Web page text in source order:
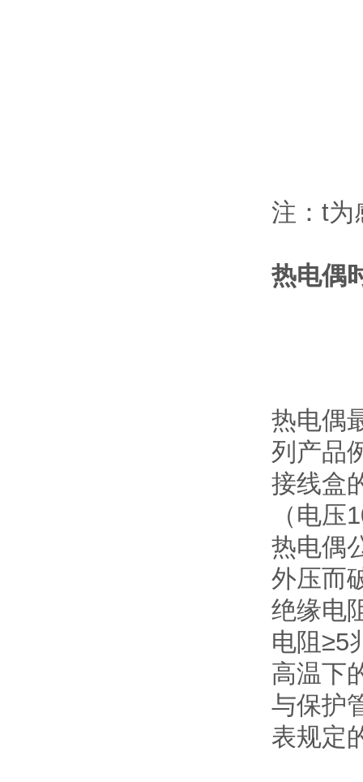
注：t为
热电偶
热电偶
列产品
接线盒
（电压
热电偶
外压而
绝缘电
电阻≥5
高温下
与保护
表规定